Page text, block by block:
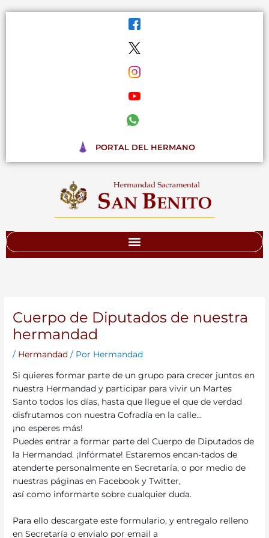
PORTAL DEL HERMANO
Cuerpo de Diputados de nuestra
hermandad
/ Hermandad / Por Hermandad
Si quieres formar parte de un grupo para crecer juntos en
nuestra Hermandad y participar para vivir un Martes
Santo todos los días, hasta que llegue el que de verdad
disfrutamos con nuestra Cofradía en la calle…
¡no esperes más!
Puedes entrar a formar parte del Cuerpo de Diputados de
la Hermandad. ¡Infórmate! Estaremos encan-tados de
atenderte personalmente en Secretaría, o por medio de
nuestras páginas en Facebook y Twitter,
así como informarte sobre cualquier duda.
Para ello descargate este formulario, y entregalo relleno
en Secretaría o envialo por email a